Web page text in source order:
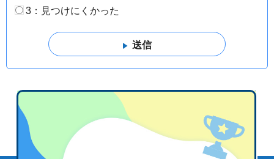
3：見つけにくかった